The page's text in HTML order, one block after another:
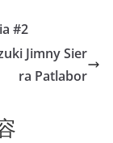
#2
Jimny Sier
ra Patlabor